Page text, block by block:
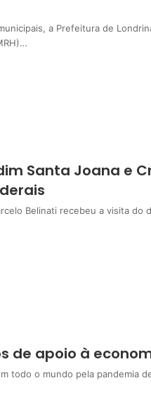
a Prefeitura de
Santa Joana e
Belinati recebeu a visita do
de apoio à
todo o mundo pela pandemia